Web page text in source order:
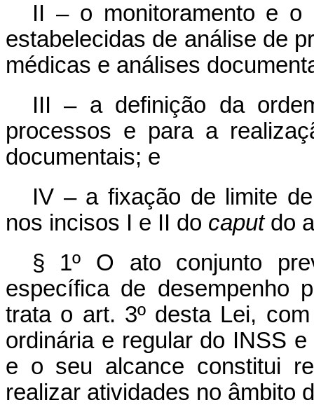
II – o monitoramento e o
estabelecidas de análise de
médicas e análises
III – a definição da
processos e para a
documentais; e
IV – a fixação de limite
nos incisos I e II do caputdo
§ 1º O ato conjunto
específica de desempenho
trata o art. 3º desta Lei,
ordinária e regular do INSS
e o seu alcance constitui
realizar atividades no âmbito